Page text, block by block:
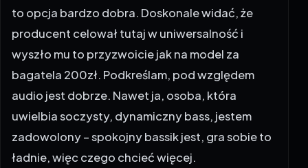
to opcja bardzo dobra. Doskonale widać, że
producent celował tutaj w uniwersalność i
wyszło mu to przyzwoicie jak na model za
bagatela 200zł. Podkreślam, pod względem
audio jest dobrze. Nawet ja, osoba, która
uwielbia soczysty, dynamiczny bass, jestem
zadowolony – spokojny bassik jest, gra sobie to
ładnie, więc czego chcieć więcej.